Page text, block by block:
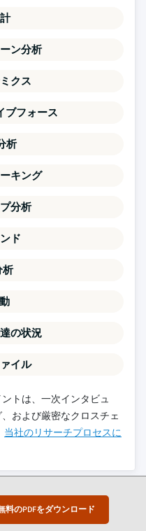
料のPDFをダウンロード
ン分析
クス
ブフォース
析
キング
分析
ド
析
の状況
イル
トは、一次インタビュ
および厳密なクロスチェ
当社のリサーチプロセスに